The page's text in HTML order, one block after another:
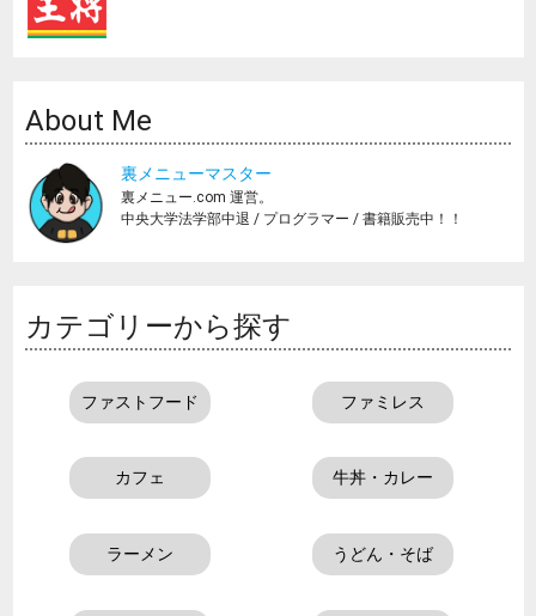
About Me
裏メニューマスター
裏メニュー.com 運営。
中央大学法学部中退 / プログラマー / 書籍販売中！！
カテゴリーから探す
ファストフード ファミレス
カフェ 牛丼・カレー
ラーメン うどん・そば